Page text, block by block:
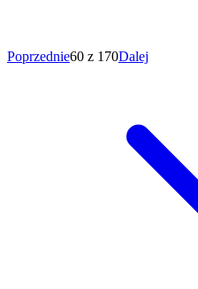
Poprzednie60 z 170Dalej